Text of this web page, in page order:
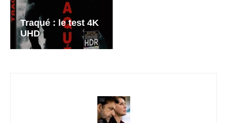
Traqué : le test 4K
UHD